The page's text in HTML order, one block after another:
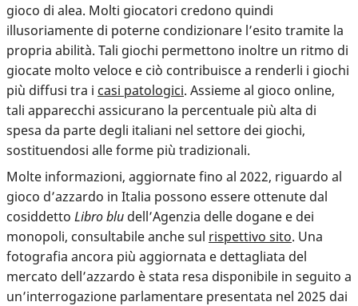
gioco di alea. Molti giocatori credono quindi
illusoriamente di poterne condizionare l’esito tramite la
propria abilità. Tali giochi permettono inoltre un ritmo di
giocate molto veloce e ciò contribuisce a renderli i giochi
più diffusi tra i casi patologici. Assieme al gioco online,
tali apparecchi assicurano la percentuale più alta di
spesa da parte degli italiani nel settore dei giochi,
sostituendosi alle forme più tradizionali.
Molte informazioni, aggiornate fino al 2022, riguardo al
gioco d’azzardo in Italia possono essere ottenute dal
cosiddetto Libro blu dell’Agenzia delle dogane e dei
monopoli, consultabile anche sul rispettivo sito. Una
fotografia ancora più aggiornata e dettagliata del
mercato dell’azzardo è stata resa disponibile in seguito a
un’interrogazione parlamentare presentata nel 2025 dai